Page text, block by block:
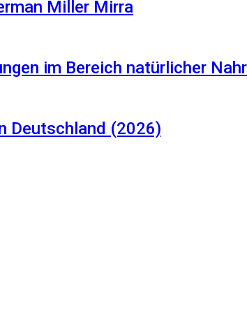
Miller Mirra
im Bereich natürlicher
Deutschland (2026)